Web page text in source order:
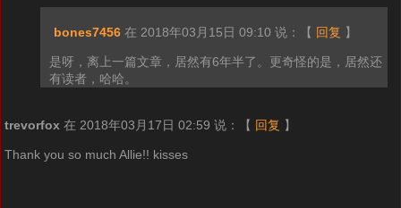
bones7456 在 2018年03月15日 09:10 说： 【 回复 】
是呀，离上一篇文章，居然有6年半了。更奇怪的是，居然还
有读者，哈哈。
trevorfox 在 2018年03月17日 02:59 说： 【 回复 】
Thank you so much Allie!! kisses